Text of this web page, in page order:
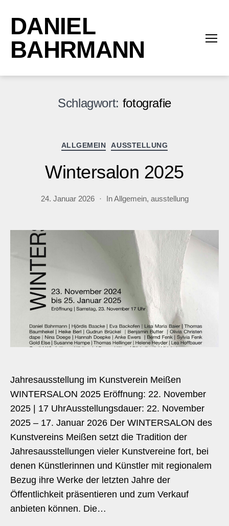
DANIEL
BAHRMANN
Schlagwort: fotografie
Kategorien
ALLGEMEIN AUSSTELLUNG
Wintersalon 2025
24. Januar 2026 InAllgemein, ausstellung
Jahresausstellung im Kunstverein Meißen
WINTERSALON 2025 Eröffnung: 22. November
2025 | 17 UhrAusstellungsdauer: 22. November
2025 – 17. Januar 2026 Der WINTERSALON des
Kunstvereins Meißen setzt die Tradition der
Jahresausstellungen vieler Kunstvereine fort, bei
denen Künstlerinnen und Künstler mit regionalem
Bezug ihre Werke der letzten Jahre der
Öffentlichkeit präsentieren und zum Verkauf
anbieten können. Die…